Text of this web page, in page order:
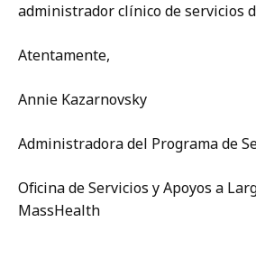
administrador clínico de servicios
Atentamente,
Annie Kazarnovsky
Administradora del Programa de
Oficina de Servicios y Apoyos a
MassHealth